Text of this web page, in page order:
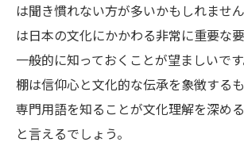
は聞き慣れない方が多いかもしれませ
は日本の文化にかかわる非常に重要な
一般的に知っておくことが望ましいで
棚は信仰心と文化的な伝承を象徴する
専門用語を知ることが文化理解を深め
と言えるでしょう。